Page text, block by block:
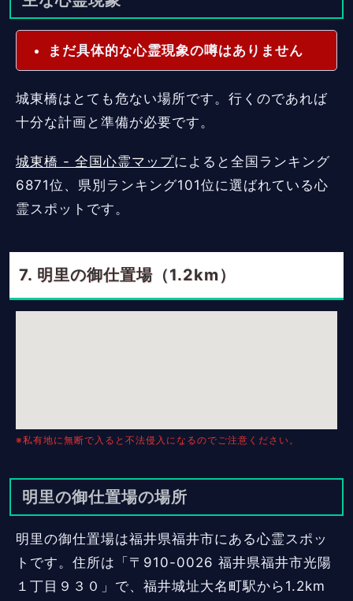
まだ具体的な心霊現象の噂はありません
城東橋はとても危ない場所です。行くのであれば
十分な計画と準備が必要です。
城東橋 - 全国心霊マップによると全国ランキング
6871位、県別ランキング101位に選ばれている心
霊スポットです。
明里の御仕置場（1.2km）
※私有地に無断で入ると不法侵入になるのでご注意ください。
明里の御仕置場の場所
明里の御仕置場は福井県福井市にある心霊スポッ
トです。住所は「〒910-0026 福井県福井市光陽
１丁目９３０」で、福井城址大名町駅から1.2km